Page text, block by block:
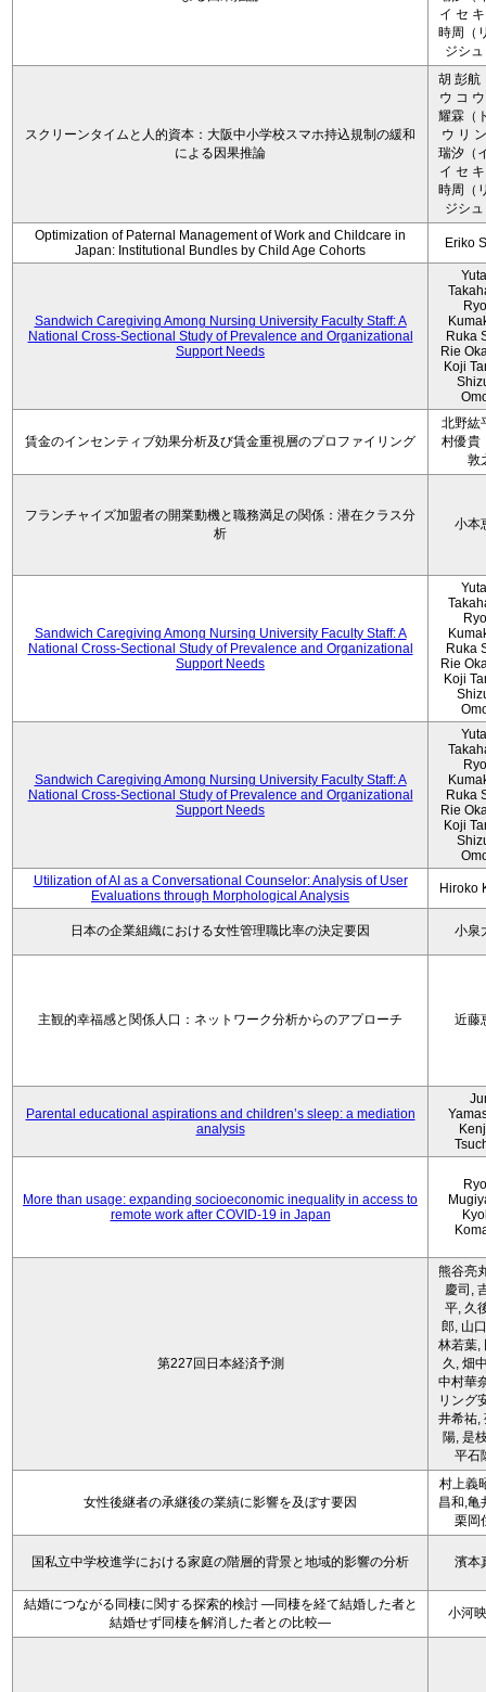
イ セ
時周（
ジシ
スクリーンタイムと人的資本：大阪中小学校スマホ持込規制の緩和
による因果推論
胡 彭航
ウ コ
耀霖（
ウ リ
瑞汐（
イ セ
時周（
ジシ
Optimization of Paternal Management of Work and Childcare in
Japan: Institutional Bundles by Child Age Cohorts
Eriko
Sandwich Caregiving Among Nursing University Faculty Staff: A
National Cross-Sectional Study of Prevalence and Organizational
Support Needs
Ruka
Rie
Koji
賃金のインセンティブ効果分析及び賃金重視層のプロファイリング
北野紘
村優貴
敦
フランチャイズ加盟者の開業動機と職務満足の関係：潜在クラス分
析
小本
Sandwich Caregiving Among Nursing University Faculty Staff: A
National Cross-Sectional Study of Prevalence and Organizational
Support Needs
Ruka
Rie
Koji
Sandwich Caregiving Among Nursing University Faculty Staff: A
National Cross-Sectional Study of Prevalence and Organizational
Support Needs
Ruka
Rie
Koji
Utilization of AI as a Conversational Counselor: Analysis of User
Evaluations through Morphological Analysis
Hiroko
日本の企業組織における女性管理職比率の決定要因 小泉
主観的幸福感と関係人口：ネットワーク分析からのアプローチ 近藤
Parental educational aspirations and children’s sleep: a mediation
analysis
More than usage: expanding socioeconomic inequality in access to
remote work after COVID-19 in Japan
第227回日本経済予測
熊谷亮
慶司,
平, 久
郎, 山
林若葉,
久, 畑
中村華
リング
井希祐,
陽, 是
平石
女性後継者の承継後の業績に影響を及ぼす要因
村上義
昌和,亀
栗岡
国私立中学校進学における家庭の階層的背景と地域的影響の分析 濱本
結婚につながる同棲に関する探索的検討 ―同棲を経て結婚した者と
結婚せず同棲を解消した者との比較―
小河